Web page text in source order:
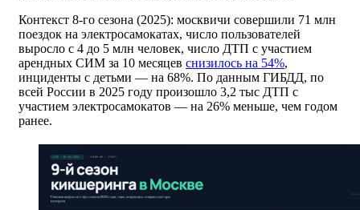
Контекст 8-го сезона (2025): москвичи совершили 71 млн
поездок на электросамокатах, число пользователей
выросло с 4 до 5 млн человек, число ДТП с участием
арендных СИМ за 10 месяцев снизилось на 54%,
инциденты с детьми — на 68%. По данным ГИБДД, по
всей России в 2025 году произошло 3,2 тыс ДТП с
участием электросамокатов — на 26% меньше, чем годом
ранее.